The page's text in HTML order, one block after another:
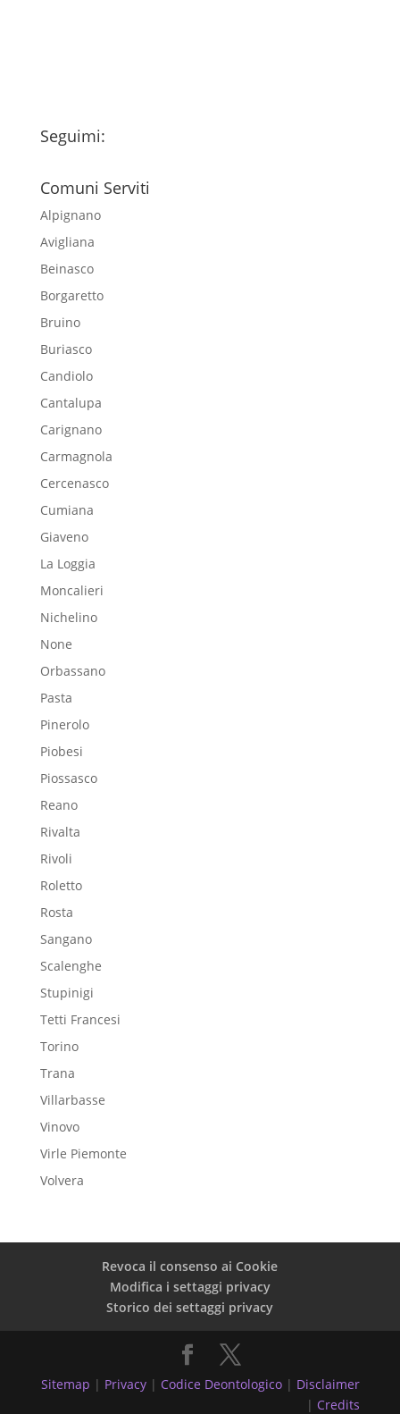
Seguimi:
Comuni Serviti
Alpignano
Avigliana
Beinasco
Borgaretto
Bruino
Buriasco
Candiolo
Cantalupa
Carignano
Carmagnola
Cercenasco
Cumiana
Giaveno
La Loggia
Moncalieri
Nichelino
None
Orbassano
Pasta
Pinerolo
Piobesi
Piossasco
Reano
Rivalta
Rivoli
Roletto
Rosta
Sangano
Scalenghe
Stupinigi
Tetti Francesi
Torino
Trana
Villarbasse
Vinovo
Virle Piemonte
Volvera
Revoca il consenso ai Cookie
Modifica i settaggi privacy
Storico dei settaggi privacy
Sitemap | Privacy | Codice Deontologico | Disclaimer
| Credits